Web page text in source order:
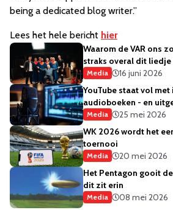
being a dedicated blog writer.”
Lees het hele bericht hier
Waarom de VAR ons
straks overal dit
Media
16 juni 2026
YouTube staat vol met
audioboeken - en
Media
25 mei 2026
WK 2026 wordt het
toernooi
Media
20 mei 2026
Het Pentagon gooit
dit zit erin
Media 08 mei 2026